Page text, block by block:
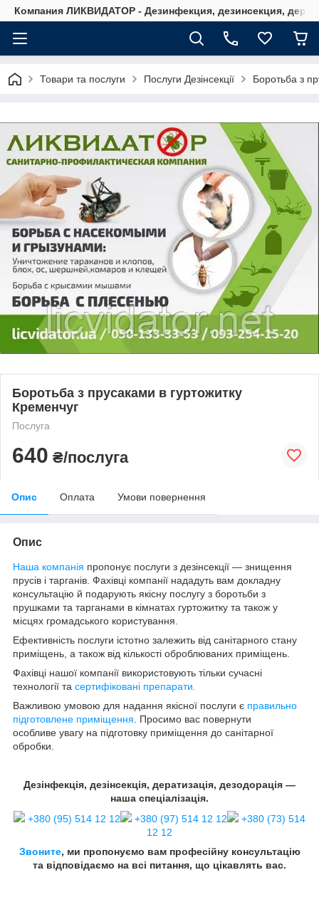
Компания ЛИКВИДАТОР - Дезинфекция, дезинсекция,
Товари та послуги Послуги Дезінсекції Боротьба з
Боротьба з прусаками в гуртожитку
Кременчуг
Послуга
640 ₴/послуга
Опис Оплата Умови повернення
Опис
Наша компанія пропонує послуги з дезінсекції — знищення
прусів і тарганів. Фахівці компанії нададуть вам докладну
консультацію й подарують якісну послугу з боротьби з
прушками та тарганами в кімнатах гуртожитку та також у
місцях громадського користування.
Ефективність послуги істотно залежить від санітарного стану
приміщень, а також від кількості оброблюваних приміщень.
Фахівці нашої компанії використовують тільки сучасні
технології та сертифіковані препарати.
Важливою умовою для надання якісної послуги є правильно
підготовлене приміщення . Просимо вас повернути
особливе увагу на підготовку приміщення до санітарної
обробки.
Дезінфекція, дезінсекція, дератизація, дезодорація —
наша спеціалізація.
+380 (95) 514 12 12
+380 (97) 514 12 12
+380 (73) 514
12 12
Звоните, ми пропонуємо вам професійну консультацію
та відповідаємо на всі питання, що цікавлять вас.